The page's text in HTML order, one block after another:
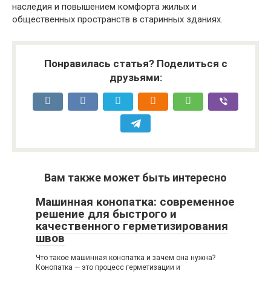
наследия и повышением комфорта жилых и
общественных пространств в старинных зданиях.
Понравилась статья? Поделиться с
друзьями:
Вам также может быть интересно
Машинная конопатка: современное
решение для быстрого и
качественного герметизирования
швов
Что такое машинная конопатка и зачем она нужна?
Конопатка — это процесс герметизации и